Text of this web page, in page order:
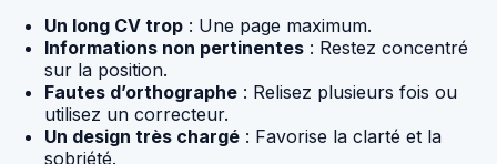
Un long CV trop : Une page maximum.
Informations non pertinentes : Restez concentré
sur la position.
Fautes d’orthographe : Relisez plusieurs fois ou
utilisez un correcteur.
Un design très chargé : Favorise la clarté et la
sobriété.